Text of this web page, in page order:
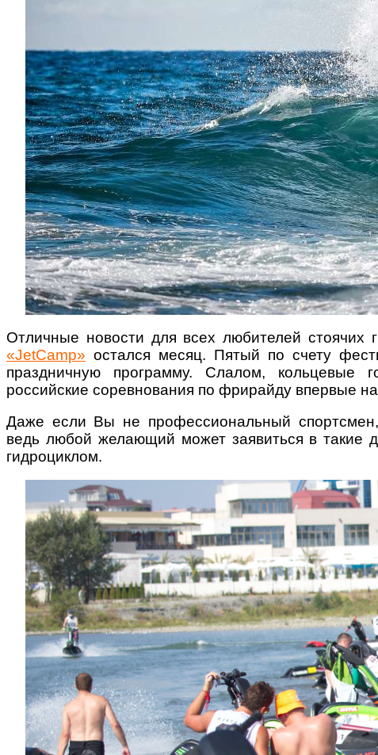
Отличные новости для всех любителей стоячих
«JetCamp» остался месяц. Пятый по счету
праздничную программу. Слалом, кольцевые
российские соревнования по фрирайду впервые
Даже если Вы не профессиональный
ведь любой желающий может заявиться в такие
гидроциклом.